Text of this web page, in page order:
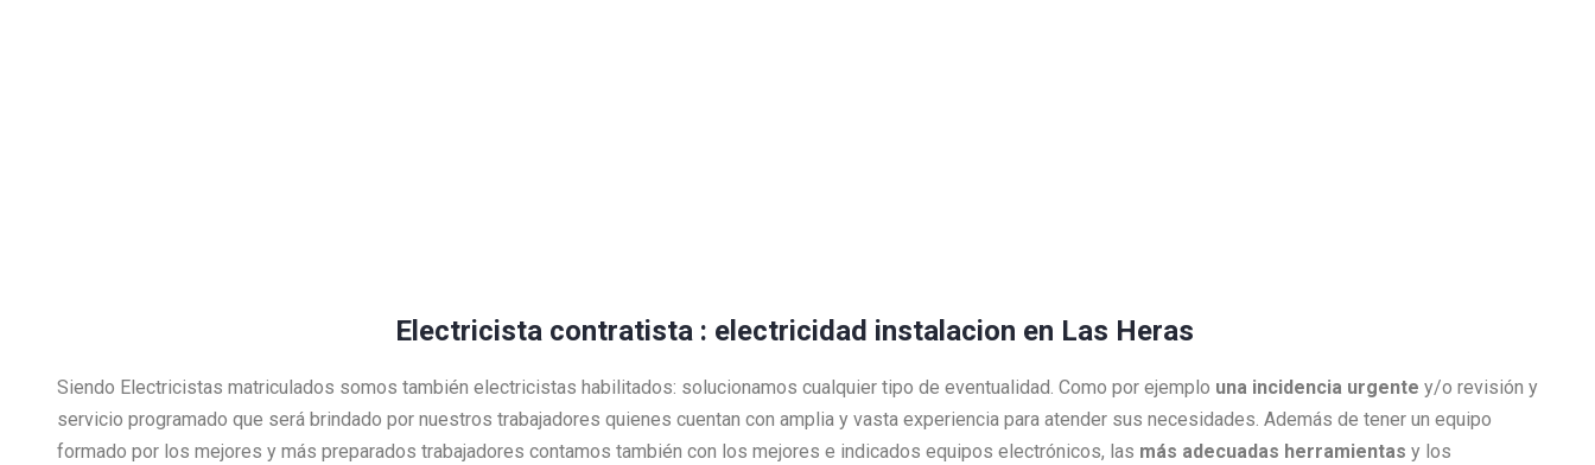
Electricista contratista : electricidad instalacion en Las Heras
Siendo Electricistas matriculados somos también electricistas habilitados: solucionamos cualquier tipo de eventualidad. Como por ejemplo una incidencia urgente y/o revisión y
servicio programado que será brindado por nuestros trabajadores quienes cuentan con amplia y vasta experiencia para atender sus necesidades. Además de tener un equipo
formado por los mejores y más preparados trabajadores contamos también con los mejores e indicados equipos electrónicos, las más adecuadas herramientas y los